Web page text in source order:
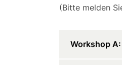
(Bitte melden
Workshop